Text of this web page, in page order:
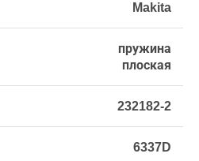
Makita
пружина
плоская
232182-2
6337D